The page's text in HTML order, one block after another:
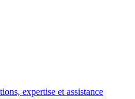
expertise et assistance